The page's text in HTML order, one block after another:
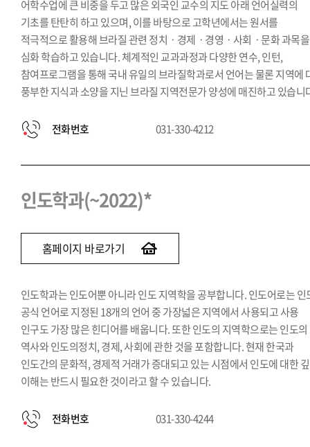
어학수업에 큰 비중을 두고 많은 외국인 교수의 지도 아래 언어실력의
기초를 탄탄히 하고 있으며, 이를 바탕으로 고학년에서는 원서를
적극적으로 활용해 브라질 관련 정치ㆍ경제ㆍ경영ㆍ사회ㆍ문화 과목을
심화 학습하고 있습니다. 체계적인 교과과정과 다양한 연수, 인턴,
참여프로그램을 통해 국내 유일의 브라질학과로서 언어는 물론 지역에
풍부한 지식과 소양을 지닌 브라질 지역전문가 양성에 매진하고 있습니
전화번호 031-330-4212
인도학과(~2022)*
홈페이지 바로가기
인도학과는 인도어뿐 아니라 인도 지역학을 공부합니다. 인도어로는 인
공식 언어로 지정된 18개의 언어 중 가장넓은 지역에서 사용되고 사용
인구도 가장 많은 힌디어를 배웁니다. 또한 인도의 지역학으로는 인도의
역사와 인도의정치, 경제, 사회에 관한 것을 포함합니다. 현재 한국과
인도간의 문화적, 경제적 거래가 증대되고 있는 시점에서 인도에 대한
이해는 반드시 필요한 것이라고 할 수 있습니다.
전화번호 031-330-4244